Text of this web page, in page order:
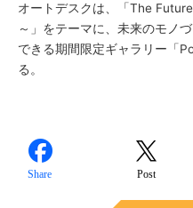
オートデスクは、「The
～」をテーマに、未来のモノ
できる期間限定ギャラリー「
る。
Share Post